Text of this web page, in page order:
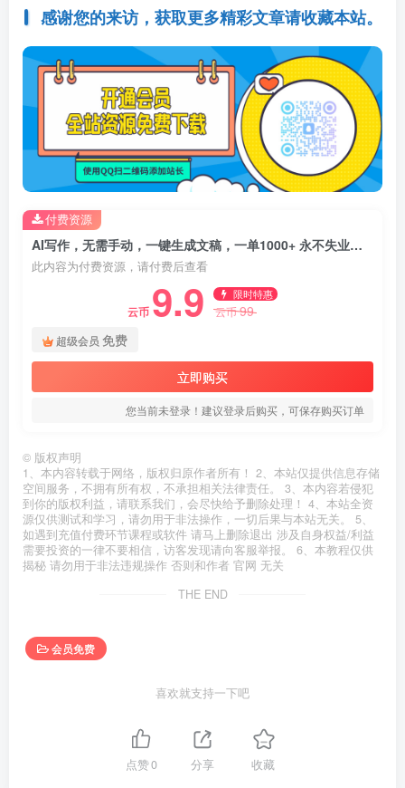
感谢您的来访，获取更多精彩文章请收藏本站。
AI写作，无需手动，一键生成文稿，一单1000+ 永不失业副业项目！
此内容为付费资源，请付费后查看
云币 9.9 限时特惠
云币99
超级会员 免费
立即购买
您当前未登录！建议登录后购买，可保存购买订单
付费资源
© 版权声明
1、本内容转载于网络，版权归原作者所有！ 2、本站仅提供信息存储
空间服务，不拥有所有权，不承担相关法律责任。 3、本内容若侵犯
到你的版权利益，请联系我们，会尽快给予删除处理！ 4、本站全资
源仅供测试和学习，请勿用于非法操作，一切后果与本站无关。 5、
如遇到充值付费环节课程或软件 请马上删除退出 涉及自身权益/利益
需要投资的一律不要相信，访客发现请向客服举报。 6、本教程仅供
揭秘 请勿用于非法违规操作 否则和作者 官网 无关
THE END
会员免费
喜欢就支持一下吧
点赞0 分享 收藏